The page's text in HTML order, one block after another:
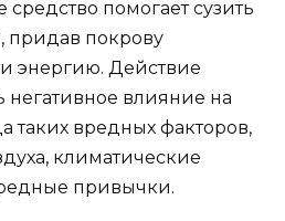
помогает сузить
покрову
энергию. Действие
негативное влияние на
таких вредных факторов,
климатические
привычки.